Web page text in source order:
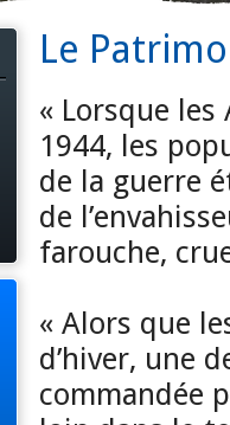
Le
« Lorsque
1944, les
de la guerre
de
farouche,
« Alors que
d’hiver, une
commandée